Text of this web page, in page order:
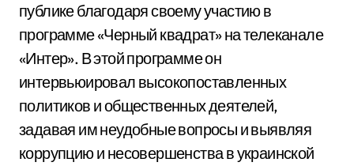
публике благодаря своему участию в
программе «Черный квадрат» на телеканале
«Интер». В этой программе он
интервьюировал высокопоставленных
политиков и общественных деятелей,
задавая им неудобные вопросы и выявляя
коррупцию и несовершенства в украинской